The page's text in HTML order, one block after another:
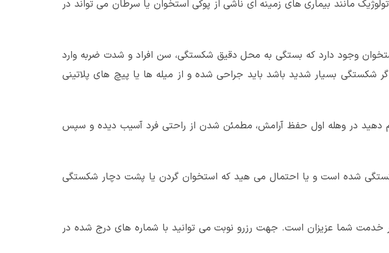
مانند بیماری های زمینه ای ناشی از پوکی استخوان یا سرطان می تواند در
وجود دارد که بستگی به محل دقیق شکستگی، سن افراد و شدت ضربه وارد
بسیار شدید باشد باید جراحی شده و از میله ها یا پیچ های پلاتینی
دهید در وهله اول حفظ آرامش، مطمئن شدن از راحتی فرد آسیب دیده و سپس
شده است و یا احتمال می هید که استخوان گردن یا پشت دچار شکستگی
خدمت شما عزیزان است. جهت رزرو نوبت می توانید با شماره های درج شده در